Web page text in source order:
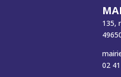
135,
02